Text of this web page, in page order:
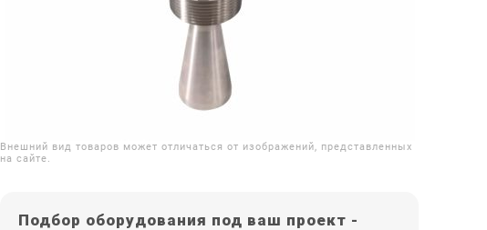
Внешний вид товаров может отличаться от изображений, представленных
на сайте.
Подбор оборудования под ваш проект -